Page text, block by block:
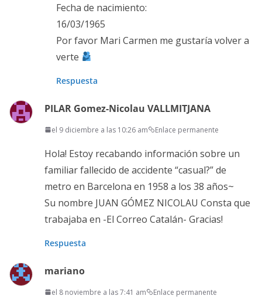
Fecha de nacimiento:
16/03/1965
Por favor Mari Carmen me gustaría volver a
verte
Respuesta
PILAR Gomez-Nicolau VALLMITJANA
el 9 diciembre a las 10:26 am Enlace permanente
Hola! Estoy recabando información sobre un
familiar fallecido de accidente “casual?” de
metro en Barcelona en 1958 a los 38 años~
Su nombre JUAN GÓMEZ NICOLAU Consta que
trabajaba en -El Correo Catalán- Gracias!
Respuesta
mariano
el 8 noviembre a las 7:41 am Enlace permanente